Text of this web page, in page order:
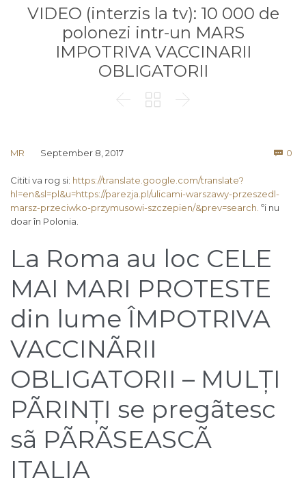
VIDEO (interzis la tv): 10 000 de
polonezi intr-un MARS
IMPOTRIVA VACCINARII
OBLIGATORII
  
MR September 8, 2017  0
Cititi va rog si: https://translate.google.com/translate?
hl=en&sl=pl&u=https://parezja.pl/ulicami-warszawy-przeszedl-
marsz-przeciwko-przymusowi-szczepien/&prev=search ºi nu
doar în Polonia.
La Roma au loc CELE
MAI MARI PROTESTE
din lume ÎMPOTRIVA
VACCINÃRII
OBLIGATORII – MULȚI
PÃRINȚI se pregãtesc
sã PÃRÃSEASCÃ
ITALIA